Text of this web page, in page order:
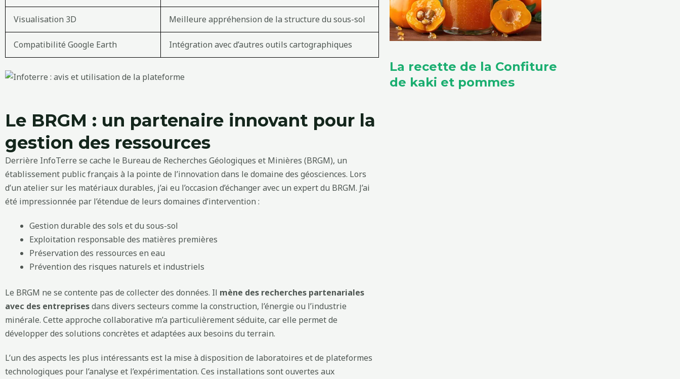
Visualisation 3D Meilleure appréhension de la structure du sous-sol
Compatibilité Google Earth Intégration avec d’autres outils cartographiques
Le BRGM : un partenaire innovant pour la
gestion des ressources
Derrière InfoTerre se cache le Bureau de Recherches Géologiques et Minières (BRGM), un
établissement public français à la pointe de l’innovation dans le domaine des géosciences. Lors
d’un atelier sur les matériaux durables, j’ai eu l’occasion d’échanger avec un expert du BRGM. J’ai
été impressionnée par l’étendue de leurs domaines d’intervention :
Gestion durable des sols et du sous-sol
Exploitation responsable des matières premières
Préservation des ressources en eau
Prévention des risques naturels et industriels
Le BRGM ne se contente pas de collecter des données. Il mène des recherches partenariales
avec des entreprisesdans divers secteurs comme la construction, l’énergie ou l’industrie
minérale. Cette approche collaborative m’a particulièrement séduite, car elle permet de
développer des solutions concrètes et adaptées aux besoins du terrain.
L’un des aspects les plus intéressants est la mise à disposition de laboratoires et de plateformes
technologiques pour l’analyse et l’expérimentation. Ces installations sont ouvertes aux
La recette de la Confiture
de kaki et pommes